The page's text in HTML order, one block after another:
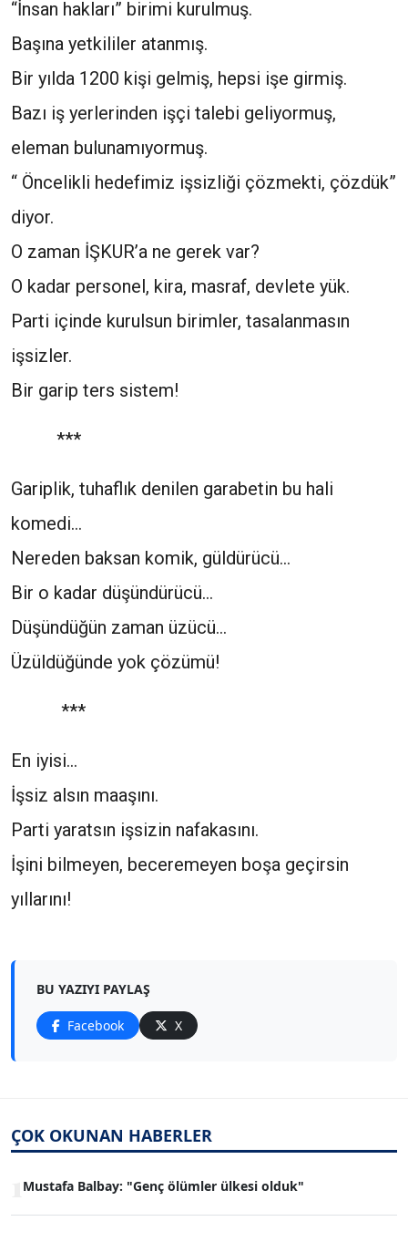
“İnsan hakları” birimi kurulmuş.
Başına yetkililer atanmış.
Bir yılda 1200 kişi gelmiş, hepsi işe girmiş.
Bazı iş yerlerinden işçi talebi geliyormuş,
eleman bulunamıyormuş.
“ Öncelikli hedefimiz işsizliği çözmekti, çözdük”
diyor.
O zaman İŞKUR’a ne gerek var?
O kadar personel, kira, masraf, devlete yük.
Parti içinde kurulsun birimler, tasalanmasın
işsizler.
Bir garip ters sistem!
***
Gariplik, tuhaflık denilen garabetin bu hali
komedi…
Nereden baksan komik, güldürücü…
Bir o kadar düşündürücü…
Düşündüğün zaman üzücü…
Üzüldüğünde yok çözümü!
***
En iyisi…
İşsiz alsın maaşını.
Parti yaratsın işsizin nafakasını.
İşini bilmeyen, beceremeyen boşa geçirsin
yıllarını!
BU YAZIYI PAYLAŞ
Facebook X
ÇOK OKUNAN HABERLER
Mustafa Balbay: "Genç ölümler ülkesi olduk"